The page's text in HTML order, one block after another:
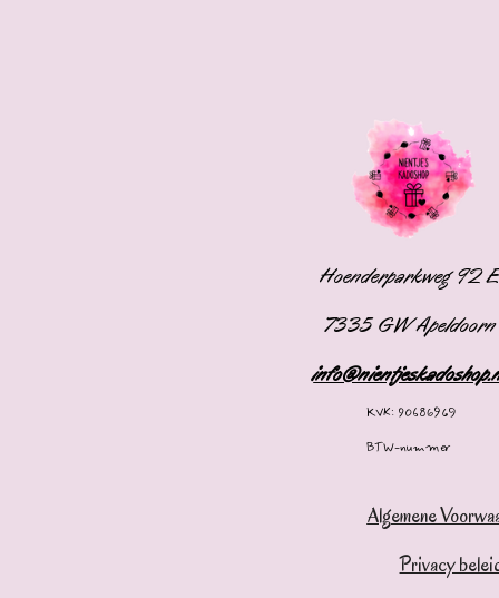
Hoenderparkweg 92
7335 GW Apeldoorn
KVK: 90686969
BTW-nummer
Algemene
Privacy